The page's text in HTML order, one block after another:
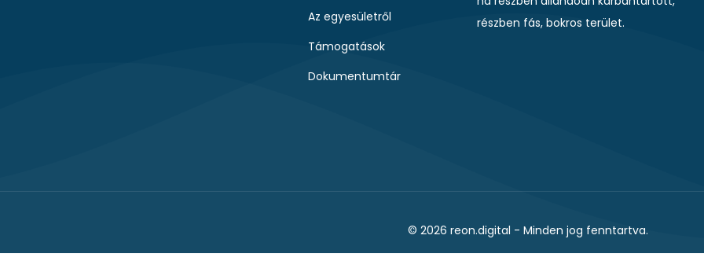
Az egyesületről
Támogatások
Dokumentumtár
részben fás, bokros terület.
© 2026 reon.digital - Minden jog fenntartva.